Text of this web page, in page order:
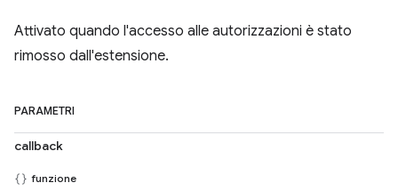
Attivato quando l'accesso alle autorizzazioni è stato
rimosso dall'estensione.
PARAMETRI
callback
funzione